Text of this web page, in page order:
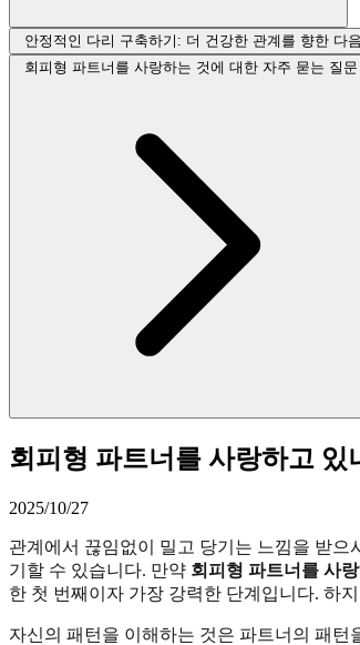
안정적인 다리 구축하기: 더 건강한 관계를 향한 다
회피형 파트너를 사랑하는 것에 대한 자주 묻는 질문
회피형 파트너를 사랑하고
2025/10/27
관계에서 끊임없이 밀고 당기는 느낌을 받
기할 수 있습니다. 만약 회피형 파트너를 사
한 첫 번째이자 가장 강력한 단계입니다. 하
자신의 패턴을 이해하는 것은 파트너의 패